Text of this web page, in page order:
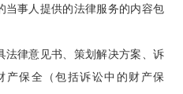
当事人提供的法律服务的内容包
法律意见书、策划解决方案、诉
产保全（包括诉讼中的财产保